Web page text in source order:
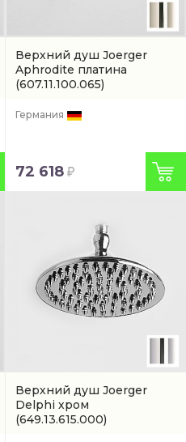
Верхний душ Joerger
Aphrodite платина
(607.11.100.065)
Германия
72 618
Верхний душ Joerger
Delphi хром
(649.13.615.000)